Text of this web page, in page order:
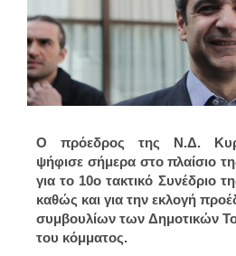
Ο πρόεδρος της Ν.Δ.
ψήφισε σήμερα στο πλαίσιο
για το 10ο τακτικό Συνέδριο
καθώς και για την εκλογή
συμβουλίων των Δημοτικών
του κόμματος.